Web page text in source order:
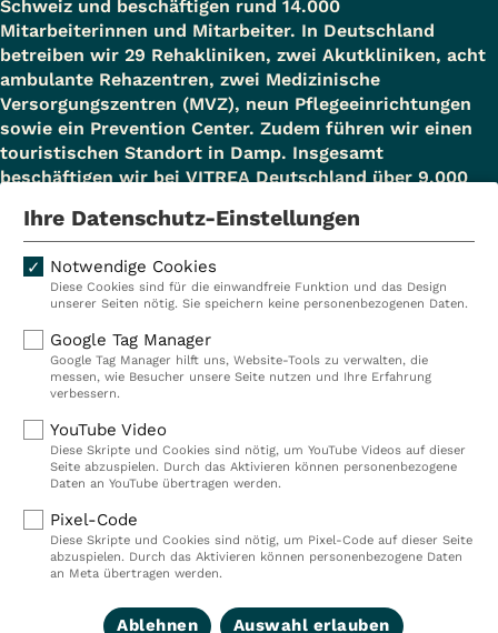
Schweiz und beschäftigen rund 14.000
Mitarbeiterinnen und Mitarbeiter. In Deutschland
betreiben wir 29 Rehakliniken, zwei Akutkliniken, acht
ambulante Rehazentren, zwei Medizinische
Versorgungszentren (MVZ), neun Pflegeeinrichtungen
sowie ein Prevention Center. Zudem führen wir einen
touristischen Standort in Damp. Insgesamt
beschäftigen wir bei VITREA Deutschland über 9.000
Kliniken
Ambulant
Reha
Prävention
Karriere
VITREA Deutschland
IMPRESSUM
HINWEISGEBERSYSTEM
AUFSICHTSBEHÖRDEN
Ihre Datenschutz-Einstellungen
Notwendige Cookies
Diese Cookies sind für die einwandfreie Funktion und das Design
unserer Seiten nötig. Sie speichern keine personenbezogenen Daten.
Google Tag Manager
Google Tag Manager hilft uns, Website-Tools zu verwalten, die
messen, wie Besucher unsere Seite nutzen und Ihre Erfahrung
verbessern.
YouTube Video
Diese Skripte und Cookies sind nötig, um YouTube Videos auf dieser
Seite abzuspielen. Durch das Aktivieren können personenbezogene
Daten an YouTube übertragen werden.
Pixel-Code
Diese Skripte und Cookies sind nötig, um Pixel-Code auf dieser Seite
abzuspielen. Durch das Aktivieren können personenbezogene Daten
an Meta übertragen werden.
Ablehnen Auswahl erlauben